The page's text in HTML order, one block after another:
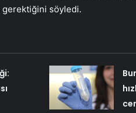
gerektiğini söyledi.